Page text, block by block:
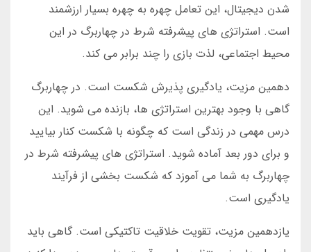
شدن دیجیتال، این تعامل چهره به چهره بسیار ارزشمند
است. استراتژی های پیشرفته شرط در چهاربرگ در این
محیط اجتماعی، لذت بازی را چند برابر می کند.
دهمین مزیت، یادگیری پذیرش شکست است. در چهاربرگ
گاهی با وجود بهترین استراتژی ها، بازنده می شوید. این
درس مهمی در زندگی است که چگونه با شکست کنار بیایید
و برای دور بعد آماده شوید. استراتژی های پیشرفته شرط در
چهاربرگ به شما می آموزد که شکست بخشی از فرآیند
یادگیری است.
یازدهمین مزیت، تقویت خلاقیت تاکتیکی است. گاهی باید